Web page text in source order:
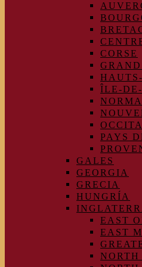
CORSE
ÎLE-
PAYS
GALES
GEORGIA
GRECIA
HUNGRÍA
EAST
EAST